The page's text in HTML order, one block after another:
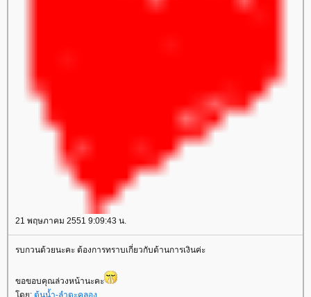
21 พฤษภาคม 2551 9:09:43 น.
รบกวนด้วยนะคะ ต้องการทราบเกี่ยวกับด้านการเงินค่ะ
ขอขอบคุณล่วงหน้านะคะ
ดย: ต้นน้ำ-ลำตะคลอง